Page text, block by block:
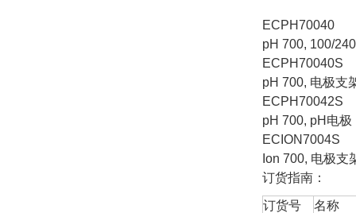
ECPH70040
pH 700, 100/
ECPH70040S
pH 700, 电极支
ECPH70042S
pH 700, pH电
ECION7004S
Ion 700, 电极
订货指南：
订货号 名称